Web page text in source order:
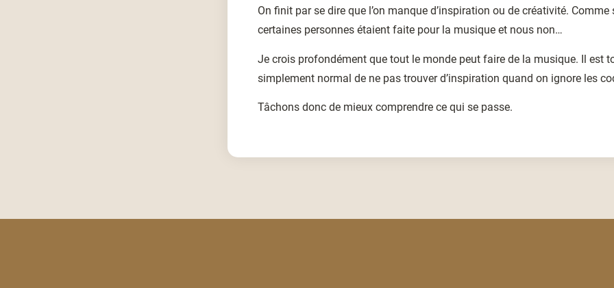
On finit par se dire que l’on manque d’inspiration ou de créativité. Comme
certaines personnes étaient faite pour la musique et nous non…
Je crois profondément que tout le monde peut faire de la musique. Il est
simplement normal de ne pas trouver d’inspiration quand on ignore les
Tâchons donc de mieux comprendre ce qui se passe.